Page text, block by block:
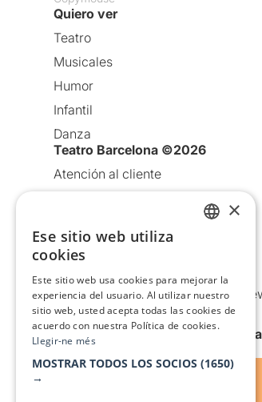
Quiero ver
Teatro
Musicales
Humor
Infantil
Danza
Teatro Barcelona ©2026
Atención al cliente
Política de Cookies
Comunicaciones comerciales y
Anuncia’t
Quiero recibir la newsletter de
×
Ese sitio web utiliza
cookies
Este sitio web usa cookies para mejorar la
experiencia del usuario. Al utilizar nuestro
sitio web, usted acepta todas las cookies de
acuerdo con nuestra Política de cookies.
Llegir-ne més
MOSTRAR TODOS LOS SOCIOS (1650)
→